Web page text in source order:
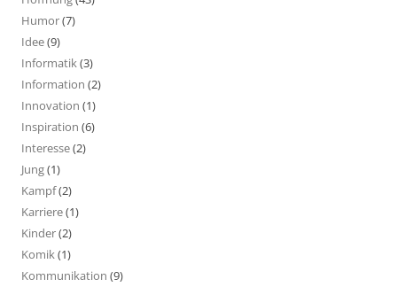
Humor(7)
Idee(9)
Informatik(3)
Information (2)
Innovation (1)
Inspiration (6)
Interesse(2)
Jung(1)
Kampf(2)
Karriere(1)
Kinder(2)
Komik(1)
Kommunikation (9)